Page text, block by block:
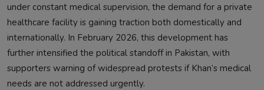
under constant medical supervision, the demand for a private
healthcare facility is gaining traction both domestically and
internationally. In February 2026, this development has
further intensified the political standoff in Pakistan, with
supporters warning of widespread protests if Khan’s medical
needs are not addressed urgently.